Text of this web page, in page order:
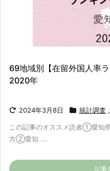
69地域別【在留外国人率
2020年
2024年3月8日 統計調査 ,
この記事のオススメ読者①愛知県
方②愛知 ...
記事